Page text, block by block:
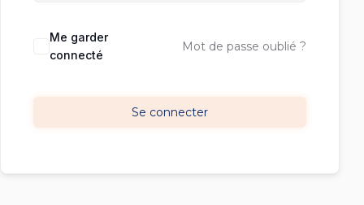
Me garder
connecté
Mot de passe oublié ?
Se connecter